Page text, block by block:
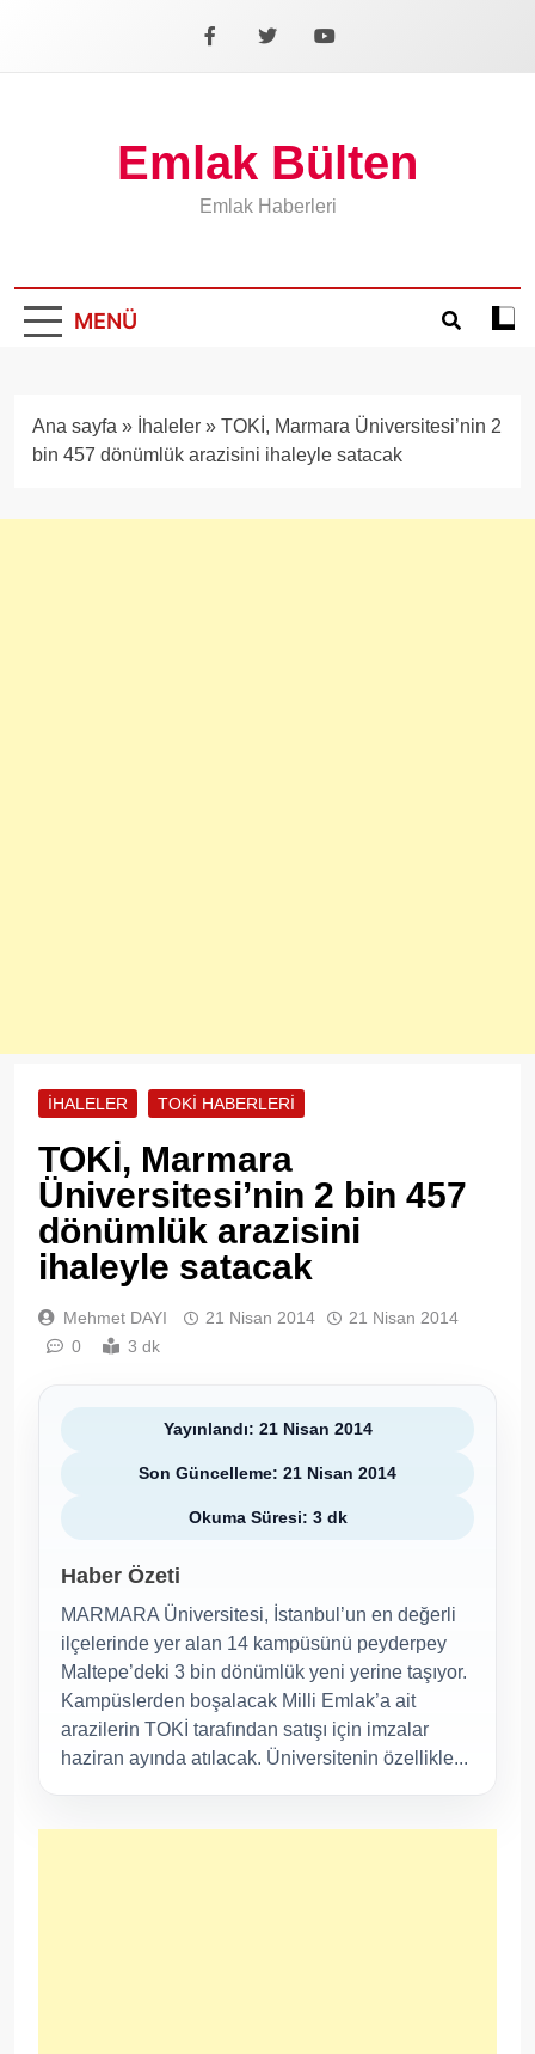
Facebook
X YouTube
Emlak Bülten
Emlak Haberleri
MENÜ
Koyu
veya
Ana sayfa » İhaleler » TOKİ, Marmara Üniversitesi’nin 2
bin 457 dönümlük arazisini ihaleyle satacak
İHALELER TOKI HABERLERI
TOKİ, Marmara
Üniversitesi’nin 2 bin 457
dönümlük arazisini
ihaleyle satacak
Mehmet DAYI 21 Nisan 2014
21 Nisan 2014
0
3 dk
Yayınlandı: 21 Nisan 2014
Son Güncelleme: 21 Nisan 2014
Okuma Süresi: 3 dk
Haber Özeti
MARMARA Üniversitesi, İstanbul’un en değerli
ilçelerinde yer alan 14 kampüsünü peyderpey
Maltepe’deki 3 bin dönümlük yeni yerine taşıyor.
Kampüslerden boşalacak Milli Emlak’a ait
arazilerin TOKİ tarafından satışı için imzalar
haziran ayında atılacak. Üniversitenin özellikle...